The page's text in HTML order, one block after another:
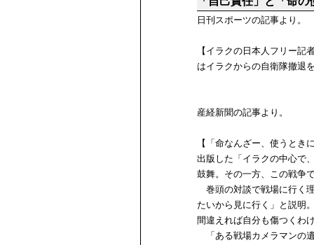
日刊スポーツの記事より。
【イラクの日本人フリー
はイラクからの自衛隊撤退
産経新聞の記事より。
【「命なんざー、使うと
出版した「イラクの中心で
鼓舞。その一方、この戦争
巻頭の対談で戦場に行く
たいから見に行く」と説明
間違えれば自分も傷つくわ
「ある戦場カメラマンの